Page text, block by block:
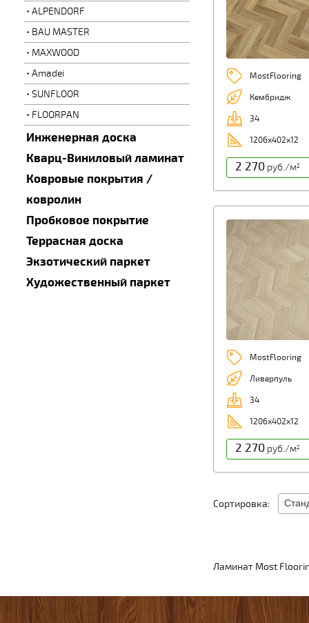
ALPENDORF
BAU MASTER
MAXWOOD
Amadei
SUNFLOOR
FLOORPAN
Инженерная доска
Кварц-Виниловый ламинат
Ковровые покрытия /
ковролин
Пробковое покрытие
Террасная доска
Экзотический паркет
Художественный паркет
MostFlooring
Кембридж
34
1206х402х12
2 270руб./м2
MostFlooring
Ливерпуль
34
1206х402х12
2 270руб./м2
Сортировка:
Ламинат Most